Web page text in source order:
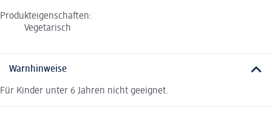
Produkteigenschaften:
Vegetarisch
Warnhinweise
Für Kinder unter 6 Jahren nicht geeignet.